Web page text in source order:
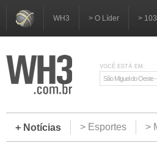
WH3 > O Líder >
VOCÊ ESTÁ EM:
São Miguel do Oeste
+ Notícias > Esportes >